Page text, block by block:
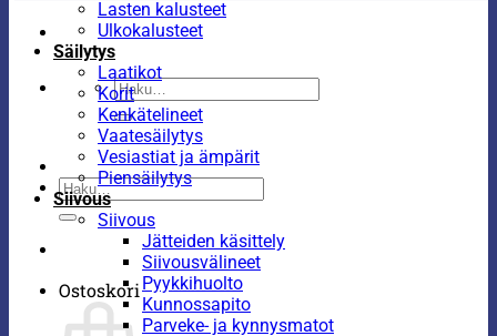
Etsi:
Etsi:
Ostoskori
Lasten kalusteet
Ulkokalusteet
Säilytys
Laatikot
Korit
Kenkätelineet
Vaatesäilytys
Vesiastiat ja ämpärit
Piensäilytys
Siivous
Siivous
Jätteiden käsittely
Siivousvälineet
Pyykkihuolto
Kunnossapito
Parveke- ja kynnysmatot